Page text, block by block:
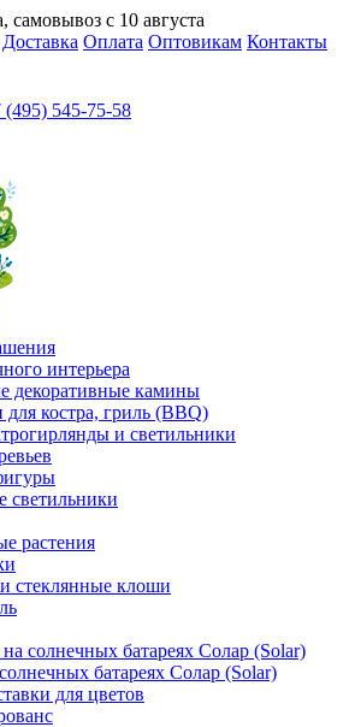
, самовывоз с 10 августа
Доставка Оплата Оптовикам Контакты
(495) 545-75-58
интерьера
декоративные камины
костра, гриль (BBQ)
и светильники
светильники
растения
стеклянные клоши
солнечных батареях Солар (Solar)
батареях Солар (Solar)
для цветов